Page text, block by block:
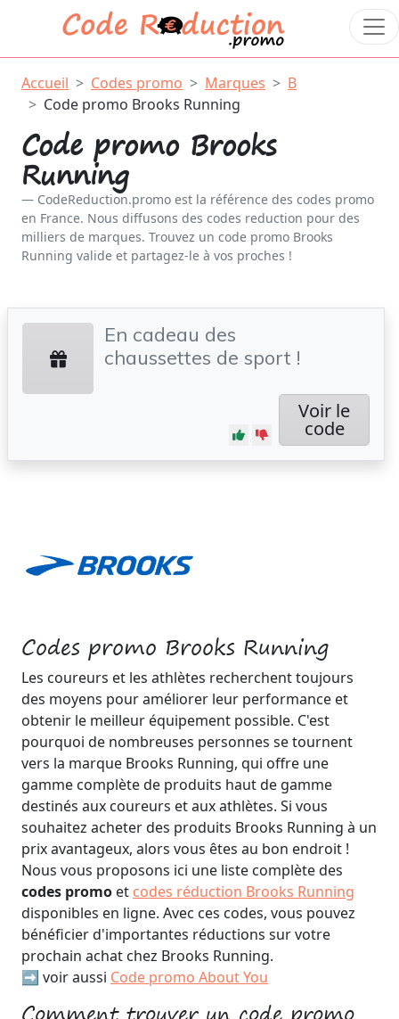
Accueil Codes promo Marques
B
Code promo Brooks Running
Code promo Brooks
Running
CodeReduction.promo est la référence des codes promo
en France. Nous diffusons des codes reduction pour des
milliers de marques. Trouvez un code promo Brooks
Running valide et partagez-le à vos proches !
Codes promo Brooks Running
Les coureurs et les athlètes recherchent toujours
des moyens pour améliorer leur performance et
obtenir le meilleur équipement possible. C'est
pourquoi de nombreuses personnes se tournent
vers la marque Brooks Running, qui offre une
gamme complète de produits haut de gamme
destinés aux coureurs et aux athlètes. Si vous
souhaitez acheter des produits Brooks Running à un
prix avantageux, alors vous êtes au bon endroit !
Nous vous proposons ici une liste complète des
codes promo et codes réduction Brooks Running
disponibles en ligne. Avec ces codes, vous pouvez
bénéficier d'importantes réductions sur votre
prochain achat chez Brooks Running.
➡️ voir aussi Code promo About You
En cadeau des
chaussettes de sport !
Voir le
code